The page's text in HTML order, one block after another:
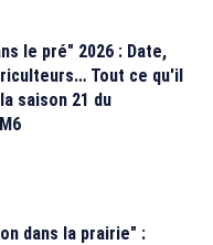
le pré" 2026 : Date,
Tout ce qu'il
saison 21 du
dans la prairie" :